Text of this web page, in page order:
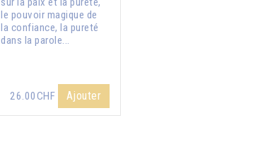
le pouvoir magique de
la confiance, la pureté
dans la parole...
26.00CHF Ajouter